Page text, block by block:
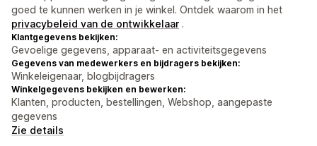
goed te kunnen werken in je winkel. Ontdek waarom in het
privacybeleid van de ontwikkelaar .
Klantgegevens bekijken:
Gevoelige gegevens, apparaat- en activiteitsgegevens
Gegevens van medewerkers en bijdragers bekijken:
Winkeleigenaar, blogbijdragers
Winkelgegevens bekijken en bewerken:
Klanten, producten, bestellingen, Webshop, aangepaste
gegevens
Zie details